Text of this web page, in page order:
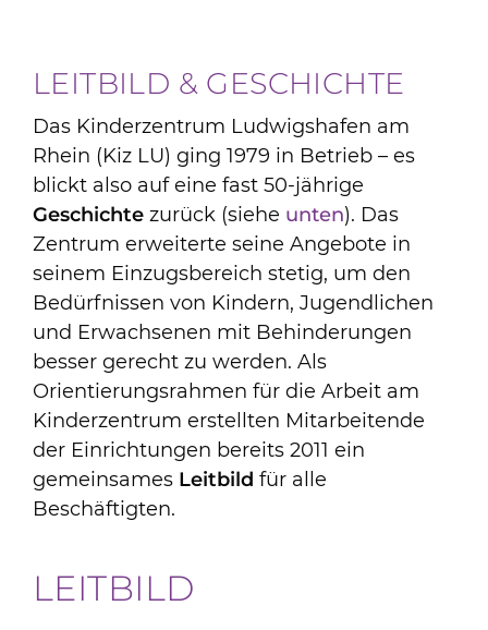
Jobs & Ausbildung
Aktuelles & Infos
LEITBILD & GESCHICHTE
Das Kinderzentrum Ludwigshafen am
Rhein (Kiz LU) ging 1979 in Betrieb – es
blickt also auf eine fast 50-jährige
Geschichte zurück (siehe unten). Das
Zentrum erweiterte seine Angebote in
seinem Einzugsbereich stetig, um den
Bedürfnissen von Kindern, Jugendlichen
und Erwachsenen mit Behinderungen
besser gerecht zu werden. Als
Orientierungsrahmen für die Arbeit am
Kinderzentrum erstellten Mitarbeitende
der Einrichtungen bereits 2011 ein
gemeinsames Leitbild für alle
Beschäftigten.
LEITBILD